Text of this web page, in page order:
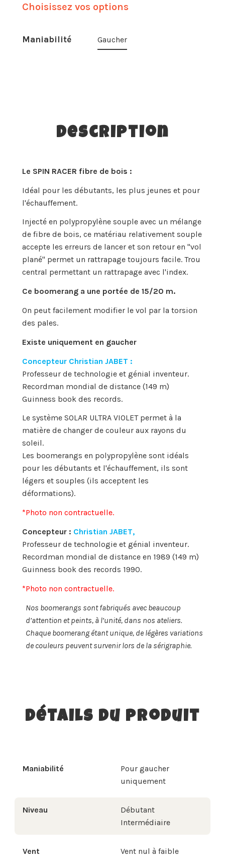
Choisissez vos options
Maniabilité Gaucher
Description
Le SPIN RACER fibre de bois :
Idéal pour les débutants, les plus jeunes et pour
l'échauffement.
Injecté en polypropylène souple avec un mélange
de fibre de bois, ce matériau relativement souple
accepte les erreurs de lancer et son retour en "vol
plané" permet un rattrapage toujours facile. Trou
central permettant un rattrapage avec l'index.
Ce boomerang a une portée de 15/20 m.
On peut facilement modifier le vol par la torsion
des pales.
Existe uniquement en gaucher
Concepteur Christian JABET :
Professeur de technologie et génial inventeur.
Recordman mondial de distance (149 m)
Guinness book des records.
Le système SOLAR ULTRA VIOLET permet à la
matière de changer de couleur aux rayons du
soleil.
Les boomerangs en polypropylène sont idéals
pour les débutants et l'échauffement, ils sont
légers et souples (ils acceptent les
déformations).
*Photo non contractuelle.
Concepteur : Christian JABET,
Professeur de technologie et génial inventeur.
Recordman mondial de distance en 1989 (149 m)
Guinness book des records 1990.
*Photo non contractuelle.
Nos boomerangs sont fabriqués avec beaucoup
d’attention et peints, à l’unité, dans nos ateliers.
Chaque boomerang étant unique, de légères variations
de couleurs peuvent survenir lors de la sérigraphie.
Détails du produit
Maniabilité
Pour gaucher
uniquement
Niveau
Débutant
Intermédiaire
Vent Vent nul à faible